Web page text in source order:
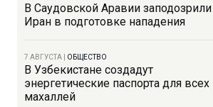
В Саудовской Аравии заподозрили
Иран в подготовке нападения
7 АВГУСТА ОБЩЕСТВО
В Узбекистане создадут
энергетические паспорта для всех
махаллей